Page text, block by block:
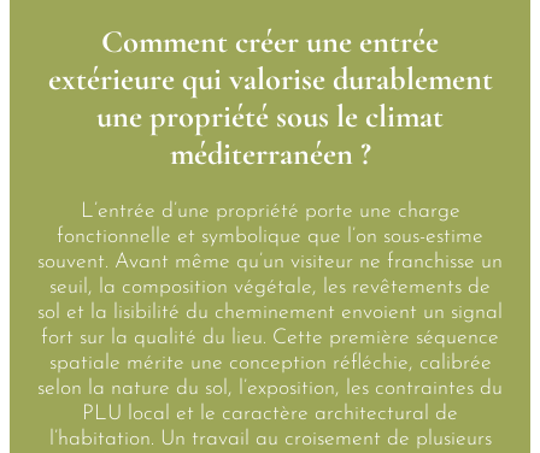
Comment créer une entrée
extérieure qui valorise durablement
une propriété sous le climat
méditerranéen ?
L’entrée d’une propriété porte une charge
fonctionnelle et symbolique que l’on sous-estime
souvent. Avant même qu’un visiteur ne franchisse un
seuil, la composition végétale, les revêtements de
sol et la lisibilité du cheminement envoient un signal
fort sur la qualité du lieu. Cette première séquence
spatiale mérite une conception réfléchie, calibrée
selon la nature du sol, l’exposition, les contraintes du
PLU local et le caractère architectural de
l’habitation. Un travail au croisement de plusieurs